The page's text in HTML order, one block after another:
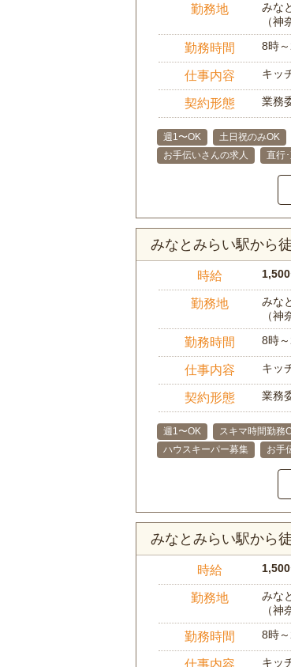
勤務地
みな
（神
勤務時間 8時
仕事内容 キッ
契約形態 業務
週1〜OK 土日祝のみOK
お手伝いさんの求人
直行
みなとみらい駅から
時給
勤務地
みな
（神
勤務時間 8時
仕事内容 キッ
契約形態 業務
週1〜OK スキマ時間勤務
ハウスキーパー募集
お手
みなとみらい駅から
時給
勤務地
みな
（神
勤務時間 8時
仕事内容 キッ